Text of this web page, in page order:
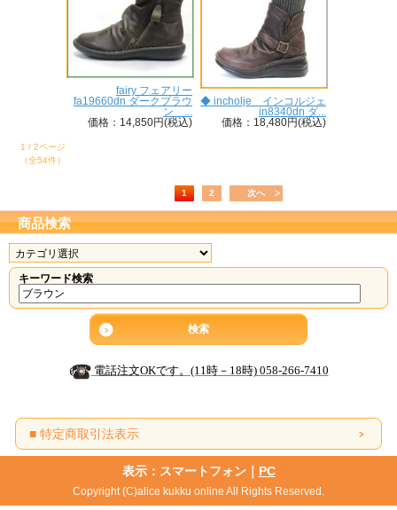
fairy フェアリー
fa19660dn ダークブラウ
ン ...
価格：14,850円(税込)
◆ incholje インコルジェ
in8340dn ダ...
価格：18,480円(税込)
1 / 2ページ
（全54件）
1 2 次へ
商品検索
キーワード検索
電話注文OKです。(11時－18時) 058-266-7410
■ 特定商取引法表示
表示：スマートフォン｜ PC
Copyright (C)alice kukku online All Rights Reserved.